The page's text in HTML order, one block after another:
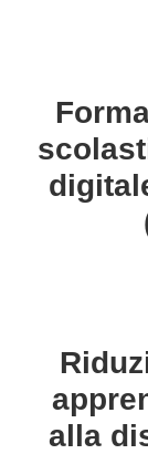
alla